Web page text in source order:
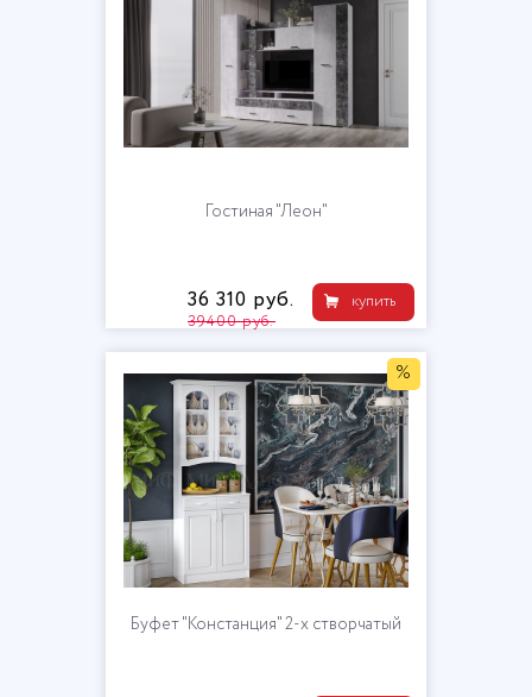
Гостиная "Леон"
купить
36 310 руб.
39400 руб.
%
Буфет "Констанция" 2-х створчатый